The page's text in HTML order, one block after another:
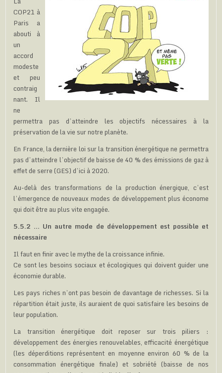
COP21 à
Paris a
abouti à
un
accord
modeste
et peu
contraig
nant. Il
ne
permettra pas d’atteindre les objectifs nécessaires à la
préservation de la vie sur notre planète.
En France, la dernière loi sur la transition énergétique ne permettra
pas d’atteindre l’objectif de baisse de 40 % des émissions de gaz à
effet de serre (GES) d’ici à 2020.
Au-delà des transformations de la production énergique, c’est
l’émergence de nouveaux modes de développement plus économe
qui doit être au plus vite engagée.
5.5.2 … Un autre mode de développement est possible et
nécessaire
Il faut en finir avec le mythe de la croissance infinie.
Ce sont les besoins sociaux et écologiques qui doivent guider une
économie durable.
Les pays riches n’ont pas besoin de davantage de richesses. Si la
répartition était juste, ils auraient de quoi satisfaire les besoins de
leur population.
La transition énergétique doit reposer sur trois piliers :
développement des énergies renouvelables, efficacité énergétique
(les déperditions représentent en moyenne environ 60 % de la
consommation énergétique finale) et sobriété (baisse de nos